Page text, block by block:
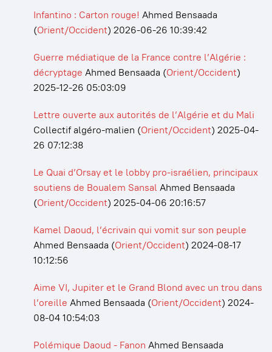
Infantino : Carton rouge! Ahmed Bensaada
(Orient/Occident) 2026-06-26 10:39:42
Guerre médiatique de la France contre l’Algérie :
décryptage Ahmed Bensaada (Orient/Occident)
2025-12-26 05:03:09
Lettre ouverte aux autorités de l’Algérie et du Mali
Collectif algéro-malien (Orient/Occident) 2025-04-
26 07:12:38
Le Quai d’Orsay et le lobby pro-israélien, principaux
soutiens de Boualem Sansal Ahmed Bensaada
(Orient/Occident) 2025-04-06 20:16:57
Kamel Daoud, l’écrivain qui vomit sur son peuple
Ahmed Bensaada (Orient/Occident) 2024-08-17
10:12:56
Aime VI, Jupiter et le Grand Blond avec un trou dans
l’oreille Ahmed Bensaada (Orient/Occident) 2024-
08-04 10:54:03
Polémique Daoud - Fanon Ahmed Bensaada